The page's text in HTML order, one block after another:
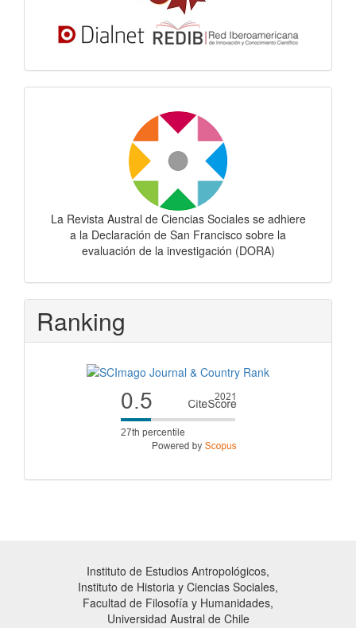
La Revista Austral de Ciencias Sociales se adhiere
a la Declaración de San Francisco sobre la
evaluación de la investigación (DORA)
Ranking
Instituto de Estudios Antropológicos,
Instituto de Historia y Ciencias Sociales,
Facultad de Filosofía y Humanidades,
Universidad Austral de Chile